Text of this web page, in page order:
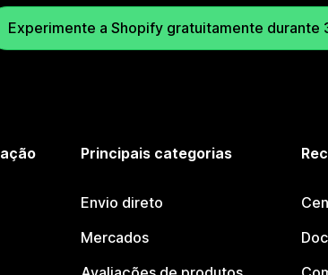
Experimente a Shopify gratuitamente durante
Principais categorias
Envio direto
Mercados